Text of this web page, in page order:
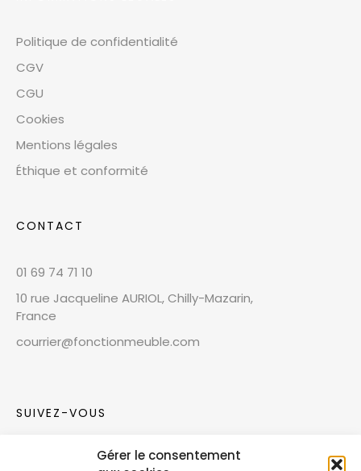
Gérer le consentement
Politique de confidentialité
CGV
CGU
Cookies
Mentions légales
Éthique et conformité
CONTACT
01 69 74 71 10
10 rue Jacqueline AURIOL, Chilly-Mazarin,
France
courrier@fonctionmeuble.com
SUIVEZ-VOUS